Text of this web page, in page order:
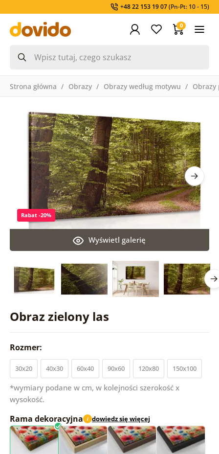
+48 22 153 19 07(Pn-Pt: 10 - 15)
0
Strona główna Obrazy Obrazy według motywu Obrazy
Obraz zielony las
Wyświetl galerię
Rabat -20%
Rozmer:
30x20 40x30 60x40 90x60 120x80 150x100
*wymiary podane w cm, w kolejności szerokość x
wysokość.
Rama dekoracyjna i dowiedz się więcej